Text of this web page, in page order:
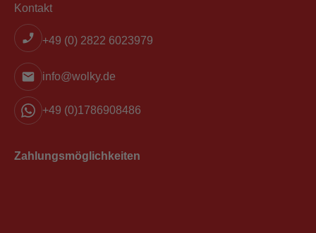
Kontakt
+49 (0) 2822 6023979
info@wolky.de
+49 (0)1786908486
Zahlungsmöglichkeiten